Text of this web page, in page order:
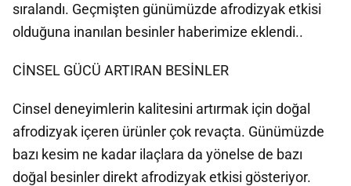
sıralandı. Geçmişten günümüzde afrodizyak etkisi
olduğuna inanılan besinler haberimize eklendi..
CİNSEL GÜCÜ ARTIRAN BESİNLER
Cinsel deneyimlerin kalitesini artırmak için doğal
afrodizyak içeren ürünler çok revaçta. Günümüzde
bazı kesim ne kadar ilaçlara da yönelse de bazı
doğal besinler direkt afrodizyak etkisi gösteriyor.